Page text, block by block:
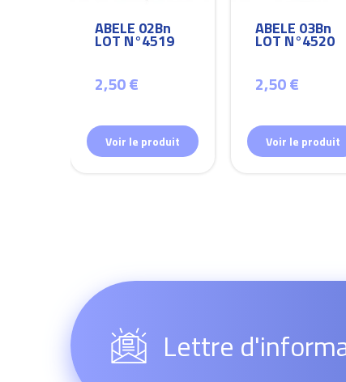
ABELE 02Bn
LOT N°4519
2,50 €
Voir le produit
ABELE 03Bn
LOT N°4520
2,50 €
Voir le produit
Lettre